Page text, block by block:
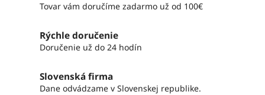
Tovar vám doručíme zadarmo už od 100€
Rýchle doručenie
Doručenie už do 24 hodín
Slovenská firma
Dane odvádzame v Slovenskej republike.